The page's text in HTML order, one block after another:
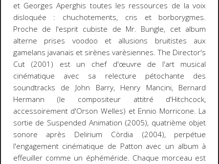
et Georges Aperghis toutes les ressources de la voix
disloquée : chuchotements, cris et borborygmes.
Proche de l'esprit cubiste de Mr. Bungle, cet album
alterne prises voodoo et allusions bruitistes aux
gamelans javanais et sirènes varèsiennes.The Director's
Cut(2001) est un chef d'œuvre de l'art musical
cinématique avec sa relecture pétochante des
soundtracks de John Barry, Henry Mancini, Bernard
Hermann (le compositeur attitré d'Hitchcock,
accessoirement d'Orson Welles) et Ennio Morricone. La
sortie de Suspended Animation (2005), quatrième objet
sonore après Delirium Còrdia (2004), perpétue
l'engagement cinématique de Patton avec un album à
effeuiller comme un éphéméride. Chaque morceau est